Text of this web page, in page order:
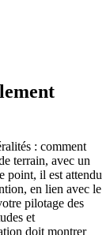
: comment
terrain, avec un
point, il est attendu
en lien avec le
pilotage des
et
doit montrer